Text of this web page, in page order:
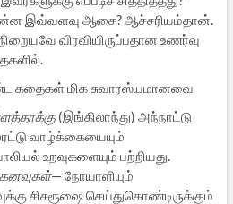
இவ்வளவு ஆசை? ஆச்சரியம்தான்.
விரவியிருப்பதான உணர்வு
கதைகள் மிக சுவாரஸ்யமானவை
(இங்கிலாந்து) அந்நாட்டு
வாழ்க்கையையும்
உறவுகளையும் பற்றியது.
— நோயாளியும்
சிசுரூஷை செய்துகொண்டிருக்கும்